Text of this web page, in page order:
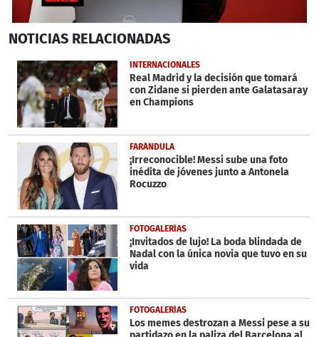
seconds
4
minutes,
37
seconds
NOTICIAS RELACIONADAS
INTERNACIONALES
Real Madrid y la decisión que tomará
con Zidane si pierden ante Galatasaray
en Champions
FARÁNDULA
¡Irreconocible! Messi sube una foto
inédita de jóvenes junto a Antonela
Rocuzzo
FOTOGALERÍAS
¡Invitados de lujo! La boda blindada de
Nadal con la única novia que tuvo en su
vida
FOTOGALERÍAS
Los memes destrozan a Messi pese a su